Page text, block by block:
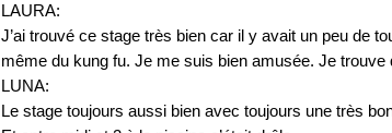
LAURA:
J’ai trouvé ce stage très bien car il y avait un peu de
même du kung fu. Je me suis bien amusée. Je
LUNA:
Le stage toujours aussi bien avec toujours une très